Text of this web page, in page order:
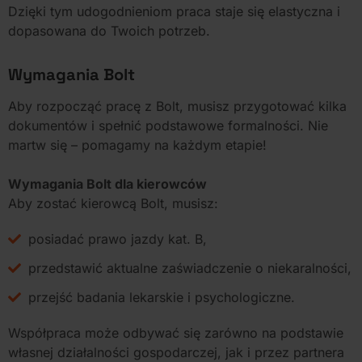
Dzięki tym udogodnieniom praca staje się elastyczna i
dopasowana do Twoich potrzeb.
Wymagania Bolt
Aby rozpocząć pracę z Bolt, musisz przygotować kilka
dokumentów i spełnić podstawowe formalności. Nie
martw się – pomagamy na każdym etapie!
Wymagania Bolt dla kierowców
Aby zostać kierowcą Bolt, musisz:
posiadać prawo jazdy kat. B,
przedstawić aktualne zaświadczenie o niekaralności,
przejść badania lekarskie i psychologiczne.
Współpraca może odbywać się zarówno na podstawie
własnej działalności gospodarczej, jak i przez partnera